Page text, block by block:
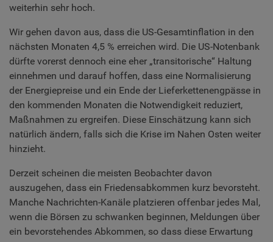
weiterhin sehr hoch.
Wir gehen davon aus, dass die US-Gesamtinflation in den
nächsten Monaten 4,5 % erreichen wird. Die US-Notenbank
dürfte vorerst dennoch eine eher „transitorische“ Haltung
einnehmen und darauf hoffen, dass eine Normalisierung
der Energiepreise und ein Ende der Lieferkettenengpässe in
den kommenden Monaten die Notwendigkeit reduziert,
Maßnahmen zu ergreifen. Diese Einschätzung kann sich
natürlich ändern, falls sich die Krise im Nahen Osten weiter
hinzieht.
Derzeit scheinen die meisten Beobachter davon
auszugehen, dass ein Friedensabkommen kurz bevorsteht.
Manche Nachrichten-Kanäle platzieren offenbar jedes Mal,
wenn die Börsen zu schwanken beginnen, Meldungen über
ein bevorstehendes Abkommen, so dass diese Erwartung